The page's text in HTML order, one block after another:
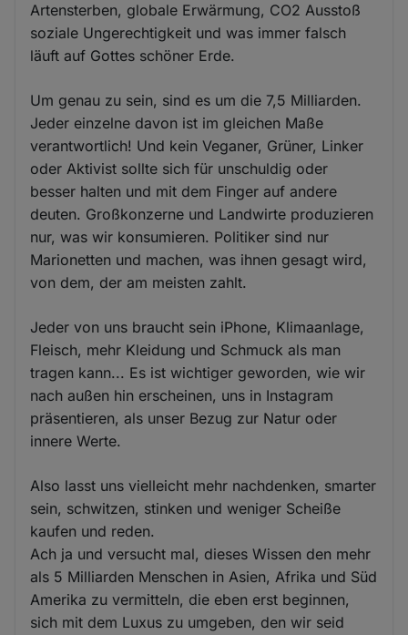
Artensterben, globale Erwärmung, CO2 Ausstoß
soziale Ungerechtigkeit und was immer falsch
läuft auf Gottes schöner Erde.
Um genau zu sein, sind es um die 7,5 Milliarden.
Jeder einzelne davon ist im gleichen Maße
verantwortlich! Und kein Veganer, Grüner, Linker
oder Aktivist sollte sich für unschuldig oder
besser halten und mit dem Finger auf andere
deuten. Großkonzerne und Landwirte produzieren
nur, was wir konsumieren. Politiker sind nur
Marionetten und machen, was ihnen gesagt wird,
von dem, der am meisten zahlt.
Jeder von uns braucht sein iPhone, Klimaanlage,
Fleisch, mehr Kleidung und Schmuck als man
tragen kann... Es ist wichtiger geworden, wie wir
nach außen hin erscheinen, uns in Instagram
präsentieren, als unser Bezug zur Natur oder
innere Werte.
Also lasst uns vielleicht mehr nachdenken, smarter
sein, schwitzen, stinken und weniger Scheiße
kaufen und reden.
Ach ja und versucht mal, dieses Wissen den mehr
als 5 Milliarden Menschen in Asien, Afrika und Süd
Amerika zu vermitteln, die eben erst beginnen,
sich mit dem Luxus zu umgeben, den wir seid